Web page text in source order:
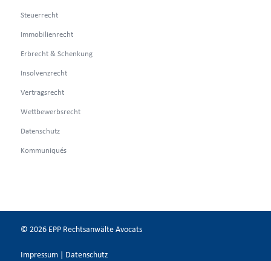
Steuerrecht
Immobilienrecht
Erbrecht & Schenkung
Insolvenzrecht
Vertragsrecht
Wettbewerbsrecht
Datenschutz
Kommuniqués
© 2026 EPP Rechtsanwälte Avocats
Impressum| Datenschutz